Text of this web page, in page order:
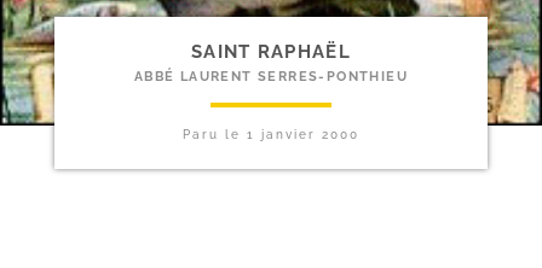
SAINT RAPHAËL
ABBÉ LAURENT SERRES-PONTHIEU
Paru le 1 janvier 2000